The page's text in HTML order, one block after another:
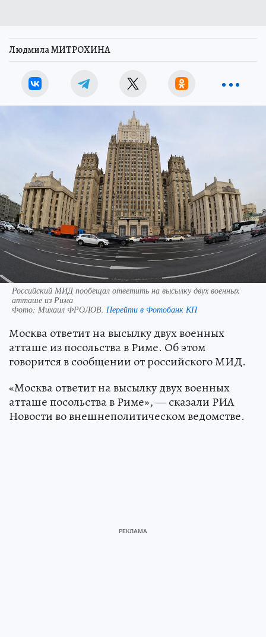
Людмила МИТРОХИНА
Российский МИД пообещал ответить на высылку двух военных
атташе из Рима
Фото: Михаил ФРОЛОВ. Перейти в Фотобанк КП
Москва ответит на высылку двух военных
атташе из посольства в Риме. Об этом
говорится в сообщении от российского МИД.
«Москва ответит на высылку двух военных
атташе посольства в Риме», — сказали РИА
Новости во внешнеполитическом ведомстве.